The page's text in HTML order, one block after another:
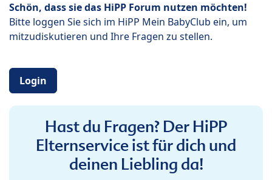
Schön, dass sie das HiPP Forum nutzen möchten!
Bitte loggen Sie sich im HiPP Mein BabyClub ein, um
mitzudiskutieren und Ihre Fragen zu stellen.
Login
Hast du Fragen? Der HiPP
Elternservice ist für dich und
deinen Liebling da!